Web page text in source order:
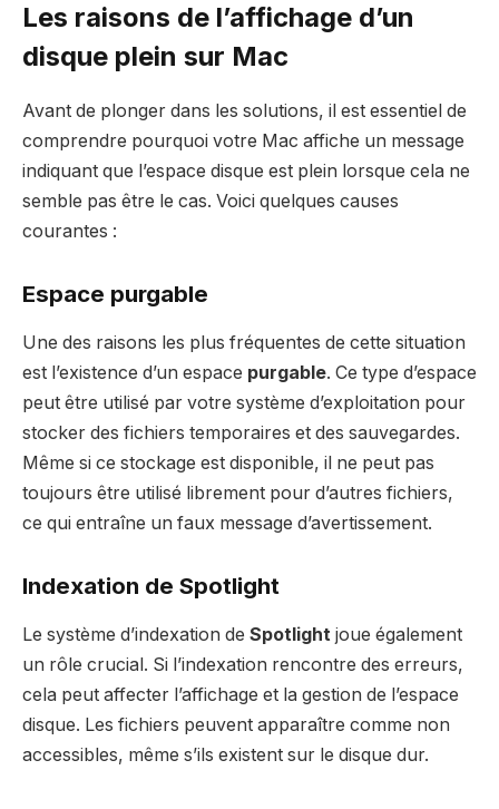
Les raisons de l’affichage d’un
disque plein sur Mac
Avant de plonger dans les solutions, il est essentiel de
comprendre pourquoi votre Mac affiche un message
indiquant que l’espace disque est plein lorsque cela ne
semble pas être le cas. Voici quelques causes
courantes :
Espace purgable
Une des raisons les plus fréquentes de cette situation
est l’existence d’un espace purgable. Ce type d’espace
peut être utilisé par votre système d’exploitation pour
stocker des fichiers temporaires et des sauvegardes.
Même si ce stockage est disponible, il ne peut pas
toujours être utilisé librement pour d’autres fichiers,
ce qui entraîne un faux message d’avertissement.
Indexation de Spotlight
Le système d’indexation de Spotlight joue également
un rôle crucial. Si l’indexation rencontre des erreurs,
cela peut affecter l’affichage et la gestion de l’espace
disque. Les fichiers peuvent apparaître comme non
accessibles, même s’ils existent sur le disque dur.